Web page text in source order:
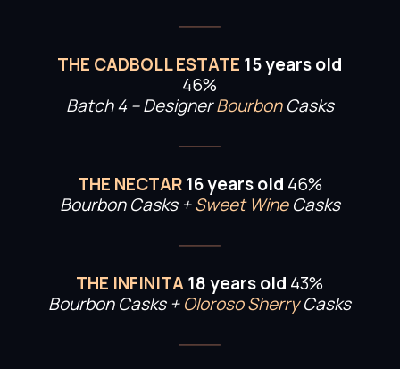
THE CADBOLL ESTATE 15 years old
46%
Batch 4 – DesignerBourbonCasks
THE NECTAR16 years old 46%
Bourbon Casks +Sweet WineCasks
THE INFINITA18 years old 43%
Bourbon Casks +Oloroso SherryCasks